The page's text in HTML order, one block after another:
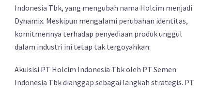
Indonesia Tbk, yang mengubah nama Holcim menjadi
Dynamix. Meskipun mengalami perubahan identitas,
komitmennya terhadap penyediaan produk unggul
dalam industri ini tetap tak tergoyahkan.
Akuisisi PT Holcim Indonesia Tbk oleh PT Semen
Indonesia Tbk dianggap sebagai langkah strategis. PT